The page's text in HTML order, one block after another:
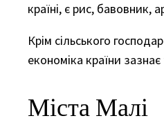
країні, є рис, бавовник,
Крім сільського
економіка країни
Міста Малі